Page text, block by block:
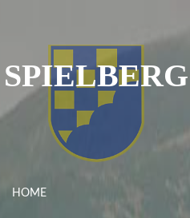
SPIELBERG
HOME